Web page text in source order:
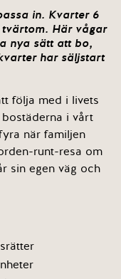
in. Kvarter 6
Här vågar
nya sätt att bo,
har säljstart
följa med i livets
i vårt
när familjen
runt-resa om
sin egen väg och